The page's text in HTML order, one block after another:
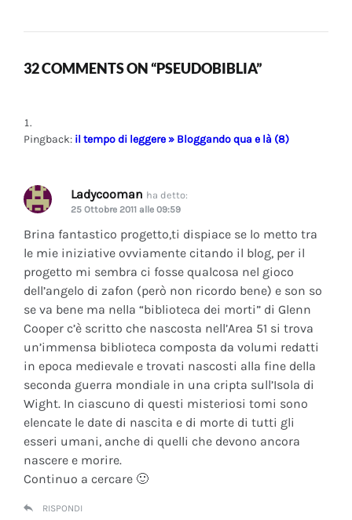
32 COMMENTS ON “PSEUDOBIBLIA”
Pingback: il tempo di leggere » Bloggando qua e là (8)
Ladycooman ha detto:
25 Ottobre 2011 alle 09:59
Brina fantastico progetto,ti dispiace se lo metto tra
le mie iniziative ovviamente citando il blog, per il
progetto mi sembra ci fosse qualcosa nel gioco
dell’angelo di zafon (però non ricordo bene) e son so
se va bene ma nella “biblioteca dei morti” di Glenn
Cooper c’è scritto che nascosta nell’Area 51 si trova
un’immensa biblioteca composta da volumi redatti
in epoca medievale e trovati nascosti alla fine della
seconda guerra mondiale in una cripta sull’Isola di
Wight. In ciascuno di questi misteriosi tomi sono
elencate le date di nascita e di morte di tutti gli
esseri umani, anche di quelli che devono ancora
nascere e morire.
Continuo a cercare 🙂
RISPONDI